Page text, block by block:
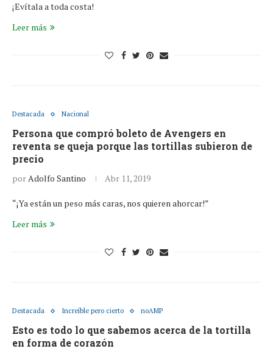
¡Evítala a toda costa!
Leer más
Destacada Nacional
Persona que compró boleto de Avengers en
reventa se queja porque las tortillas subieron de
precio
porAdolfo Santino Abr 11, 2019
“¡Ya están un peso más caras, nos quieren ahorcar!”
Leer más
Destacada Increíble pero cierto noAMP
Esto es todo lo que sabemos acerca de la tortilla
en forma de corazón